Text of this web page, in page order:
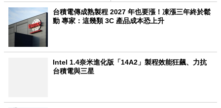
台積電傳成熟製程 2027 年也要漲！凍漲三年終於鬆
動 專家：這幾類 3C 產品成本恐上升
Intel 1.4奈米進化版「14A2」製程效能狂飆、力抗
台積電與三星